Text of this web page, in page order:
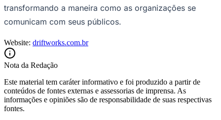
transformando a maneira como as organizações se
comunicam com seus públicos.
Website: driftworks.com.br
Nota da Redação
Este material tem caráter informativo e foi produzido a partir de
conteúdos de fontes externas e assessorias de imprensa. As
informações e opiniões são de responsabilidade de suas respectivas
fontes.